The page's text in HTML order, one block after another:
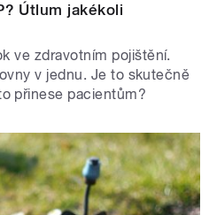
Útlum jakékoli
ve zdravotním pojištění.
v jednu. Je to skutečně
přinese pacientům?